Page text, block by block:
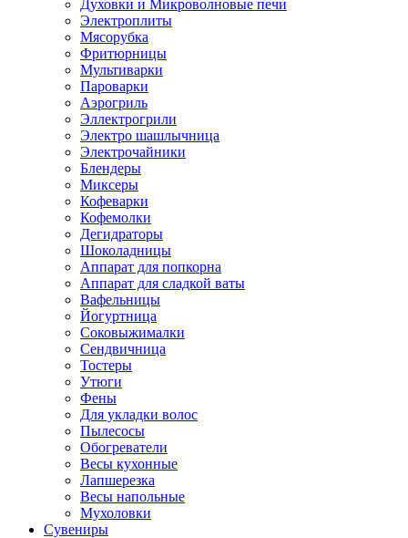
Духовки и Микроволновые печи
Электроплиты
Мясорубка
Фритюрницы
Мультиварки
Пароварки
Аэрогриль
Эллектрогрили
Электро шашлычница
Электрочайники
Блендеры
Миксеры
Кофеварки
Кофемолки
Дегидраторы
Шоколадницы
Аппарат для попкорна
Аппарат для сладкой ваты
Вафельницы
Йогуртница
Соковыжималки
Сендвичница
Тостеры
Утюги
Фены
Для укладки волос
Пылесосы
Обогреватели
Весы кухонные
Лапшерезка
Весы напольные
Мухоловки
Сувениры